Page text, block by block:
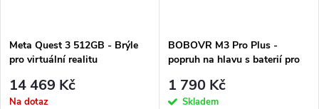
Meta Quest 3 512GB - Brýle
pro virtuální realitu
14 469 Kč
Na dotaz
BOBOVR M3 Pro Plus -
popruh na hlavu s baterií pro
1 790 Kč
Skladem